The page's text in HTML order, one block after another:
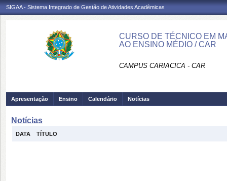
SIGAA - Sistema Integrado de Gestão de Atividades Acadêmicas
CURSO DE TÉCNICO EM
AO ENSINO MÉDIO / CAR
CAMPUS CARIACICA - CAR
Apresentação Ensino Calendário Notícias
Notícias
DATA TÍTULO